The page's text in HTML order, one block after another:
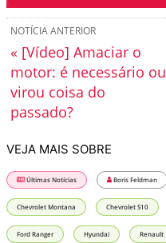
NOTÍCIA ANTERIOR
« [Vídeo] Amaciar o
motor: é necessário ou
virou coisa do
passado?
VEJA MAIS SOBRE
Últimas Notícias Boris Feldman
Chevrolet Montana Chevrolet S10
Ford Ranger Hyundai Renault